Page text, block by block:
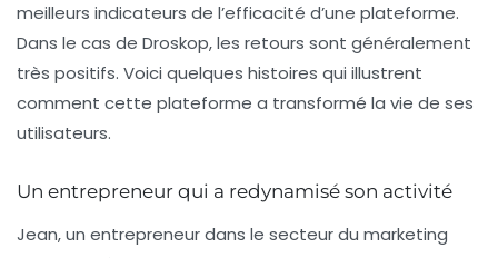
meilleurs indicateurs de l’efficacité d’une plateforme.
Dans le cas de Droskop, les retours sont généralement
très positifs. Voici quelques histoires qui illustrent
comment cette plateforme a transformé la vie de ses
utilisateurs.
Un entrepreneur qui a redynamisé son activité
Jean, un entrepreneur dans le secteur du marketing